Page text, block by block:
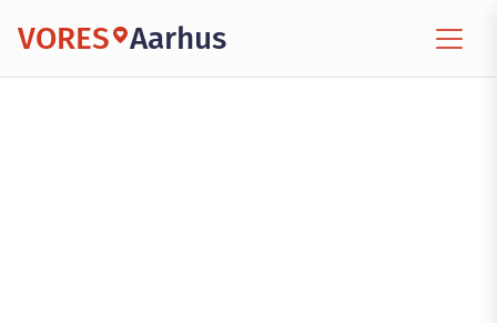
VORES Aarhus